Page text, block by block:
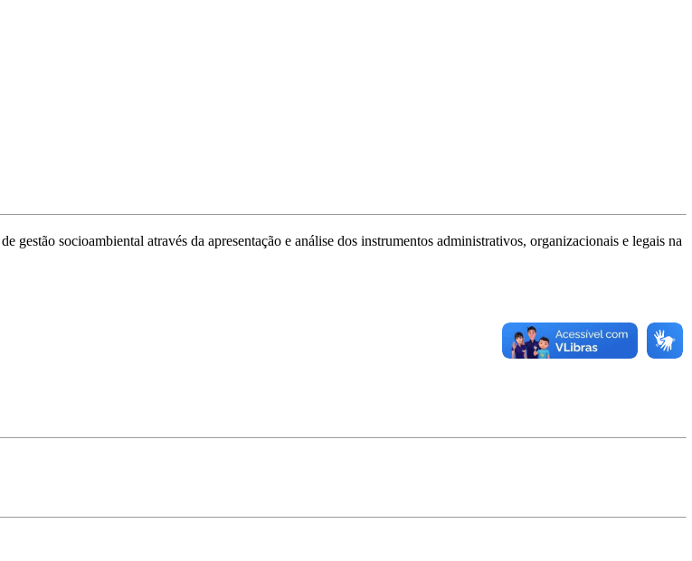
gestão socioambiental através da apresentação e análise dos instrumentos administrativos, organizacionais e legais na